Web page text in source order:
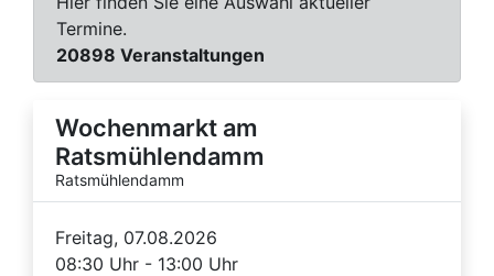
Termine.
20898 Veranstaltungen
Wochenmarkt am
Ratsmühlendamm
Ratsmühlendamm
Freitag, 07.08.2026
08:30 Uhr - 13:00 Uhr